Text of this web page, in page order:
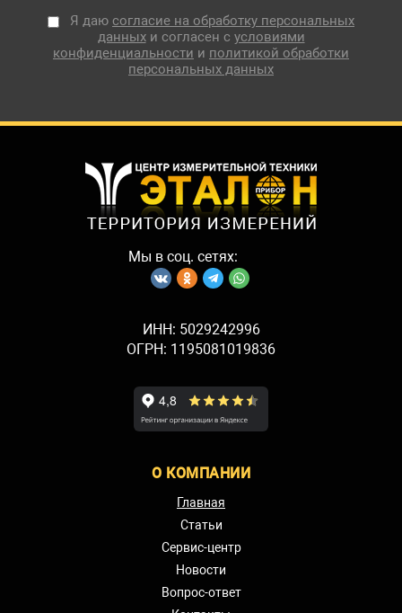
Я даю согласие на обработку персональных
данныхи согласен с условиями
конфиденциальности и политикой обработки
персональных данных
Мы в соц. сетях:
ИНН: 5029242996
ОГРН: 1195081019836
О КОМПАНИИ
Главная
Статьи
Сервис-центр
Новости
Вопрос-ответ